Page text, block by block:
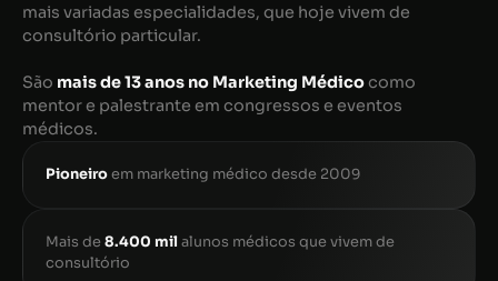
mais variadas especialidades, que hoje vivem de
consultório particular.
São mais de 13 anos no Marketing Médico como
mentor e palestrante em congressos e eventos
médicos.
Pioneiroem marketing médico desde 2009
Mais de 8.400 milalunos médicos que vivem de
consultório